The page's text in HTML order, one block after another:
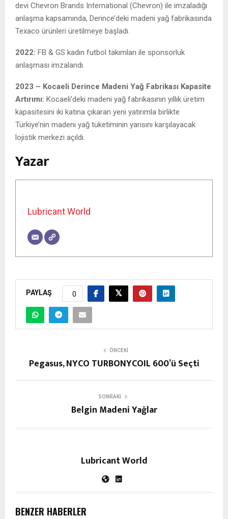
devi Chevron Brands International (Chevron) ile imzaladığı
anlaşma kapsamında, Derince’deki madeni yağ fabrikasında
Texaco ürünleri üretilmeye başladı.
2022: FB & GS kadın futbol takımları ile sponsorluk
anlaşması imzalandı.
2023 – Kocaeli Derince Madeni Yağ Fabrikası Kapasite
Artırımı: Kocaeli’deki madeni yağ fabrikasının yıllık üretim
kapasitesini iki katına çıkaran yeni yatırımla birlikte
Türkiye’nin madeni yağ tüketiminin yarısını karşılayacak
lojistik merkezi açıldı.
Yazar
Lubricant World
PAYLAŞ 0
ÖNCEKI
Pegasus, NYCO TURBONYCOIL 600’ü Seçti
SONRAKI
Belgin Madeni Yağlar
Lubricant World
BENZER HABERLER